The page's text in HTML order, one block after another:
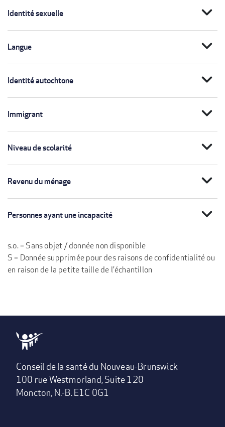
Identité sexuelle expand_more
Langue expand_more
Identité autochtone expand_more
Immigrant expand_more
Niveau de scolarité expand_more
Revenu du ménage expand_more
Personnes ayant une incapacité expand_more
s.o. = Sans objet / donnée non disponible
S = Donnée supprimée pour des raisons de confidentialité ou
en raison de la petite taille de l'échantillon
Conseil de la santé du Nouveau-Brunswick
100 rue Westmorland, Suite 120
Moncton, N.-B. E1C 0G1